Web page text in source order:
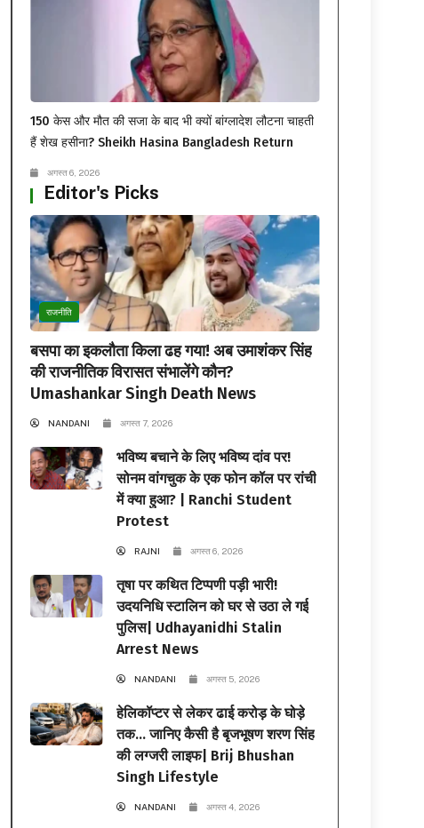
150 केस और मौत की सजा के बाद भी क्यों बांग्लादेश लौटना चाहती
हैं शेख हसीना? Sheikh Hasina Bangladesh Return
अगस्त 6, 2026
Editor's Picks
राजनीति
बसपा का इकलौता किला ढह गया! अब उमाशंकर सिंह
की राजनीतिक विरासत संभालेंगे कौन?
Umashankar Singh Death News
NANDANI अगस्त 7, 2026
भविष्य बचाने के लिए भविष्य दांव पर!
सोनम वांगचुक के एक फोन कॉल पर रांची
में क्या हुआ? | Ranchi Student
Protest
RAJNI अगस्त 6, 2026
तृषा पर कथित टिप्पणी पड़ी भारी!
उदयनिधि स्टालिन को घर से उठा ले गई
पुलिस| Udhayanidhi Stalin
Arrest News
NANDANI अगस्त 5, 2026
हेलिकॉप्टर से लेकर ढाई करोड़ के घोड़े
तक… जानिए कैसी है बृजभूषण शरण सिंह
की लग्जरी लाइफ| Brij Bhushan
Singh Lifestyle
NANDANI अगस्त 4, 2026